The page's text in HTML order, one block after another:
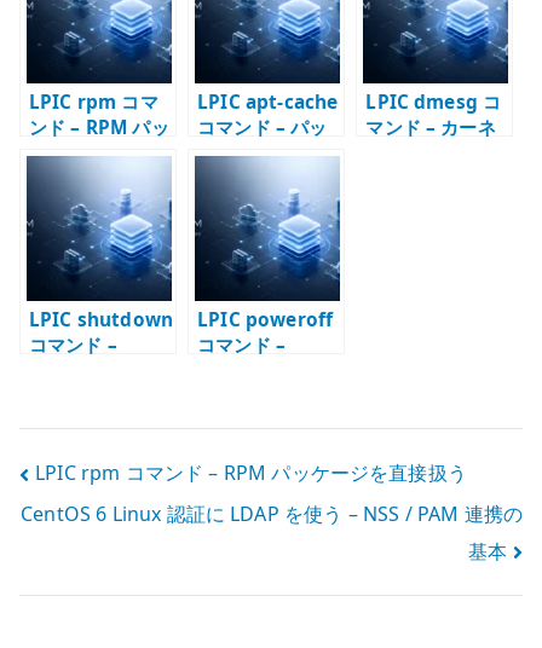
LPIC rpm コマ
ンド – RPM パッ
ケージを直接扱
う
LPIC apt-cache
コマンド – パッ
ケージ情報を検
索・確認する
LPIC dmesg コ
マンド – カーネ
LPIC shutdown
コマンド –
る
LPIC poweroff
コマンド –
投
稿
LPIC rpm コマンド – RPM パッケージを直接扱う
CentOS 6 Linux 認証に LDAP を使う – NSS / PAM 連携の
基本